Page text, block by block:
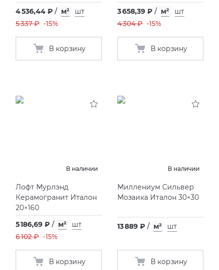
4 536,44 ₽ / м²
шт
5 337 ₽ -15%
В корзину
3 658,39 ₽ / м²
шт
4 304 ₽ -15%
В корзину
В наличии
Лофт Мурлэнд
Керамогранит Италон
20×160
5 186,69 ₽ / м²
шт
6 102 ₽ -15%
В корзину
В наличии
Миллениум Сильвер
Мозаика Италон 30×30
13 889 ₽ / м² шт
В корзину